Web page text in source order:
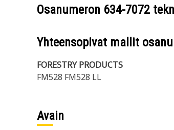
Osanumeron 634-7072
Yhteensopivat mallit
FORESTRY PRODUCTS
FM528 FM528 LL
Avain